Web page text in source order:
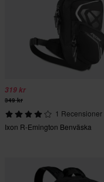
319 kr
349 kr
1 Recensioner
Ixon R-Emington Benväska